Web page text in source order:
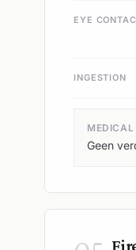
EYE
INGESTION
Geen